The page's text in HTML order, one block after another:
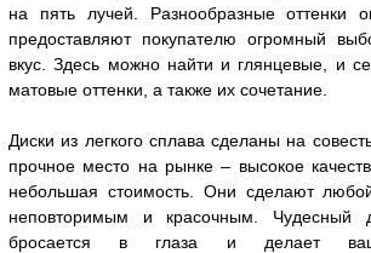
на пять лучей. Разнообразные оттенки
предоставляют покупателю огромный
вкус. Здесь можно найти и глянцевые, и
матовые оттенки, а также их сочетание.
Диски из легкого сплава сделаны на
прочное место на рынке – высокое
небольшая стоимость. Они сделают
неповторимым и красочным. Чудесный
бросается в глаза и делает